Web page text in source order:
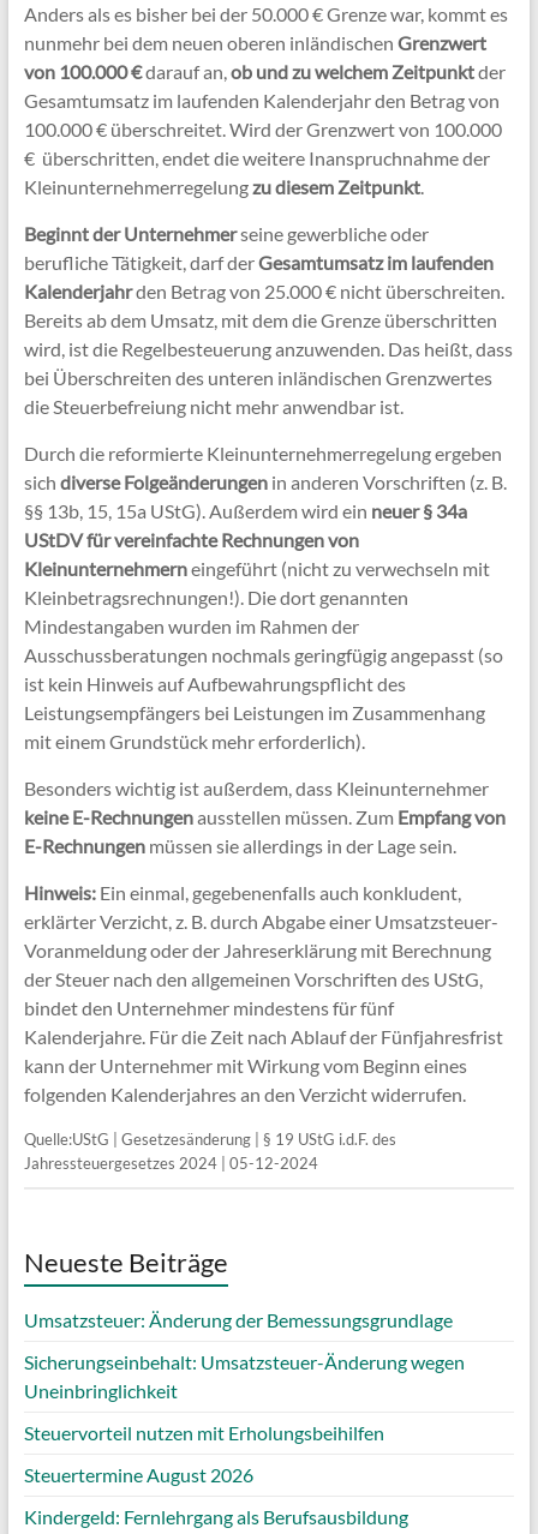
Anders als es bisher bei der 50.000 € Grenze war, kommt es
nunmehr bei dem neuen oberen inländischen Grenzwert
von 100.000 €darauf an,ob und zu welchem Zeitpunktder
Gesamtumsatz im laufenden Kalenderjahr den Betrag von
100.000 € überschreitet. Wird der Grenzwert von 100.000
€ überschritten, endet die weitere Inanspruchnahme der
Kleinunternehmerregelungzu diesem Zeitpunkt.
Beginnt der Unternehmerseine gewerbliche oder
berufliche Tätigkeit, darf derGesamtumsatz im laufenden
Kalenderjahrden Betrag von 25.000 € nicht überschreiten.
Bereits ab dem Umsatz, mit dem die Grenze überschritten
wird, ist die Regelbesteuerung anzuwenden. Das heißt, dass
bei Überschreiten des unteren inländischen Grenzwertes
die Steuerbefreiung nicht mehr anwendbar ist.
Durch die reformierte Kleinunternehmerregelung ergeben
sich diverse Folgeänderungenin anderen Vorschriften (z. B.
§§ 13b, 15, 15a UStG). Außerdem wird ein neuer § 34a
UStDV für vereinfachte Rechnungen von
Kleinunternehmerneingeführt (nicht zu verwechseln mit
Kleinbetragsrechnungen!). Die dort genannten
Mindestangaben wurden im Rahmen der
Ausschussberatungen nochmals geringfügig angepasst (so
ist kein Hinweis auf Aufbewahrungspflicht des
Leistungsempfängers bei Leistungen im Zusammenhang
mit einem Grundstück mehr erforderlich).
Besonders wichtig ist außerdem, dass Kleinunternehmer
keine E-Rechnungenausstellen müssen. Zum Empfang von
E-Rechnungenmüssen sie allerdings in der Lage sein.
Hinweis:Ein einmal, gegebenenfalls auch konkludent,
erklärter Verzicht, z. B. durch Abgabe einer Umsatzsteuer-
Voranmeldung oder der Jahreserklärung mit Berechnung
der Steuer nach den allgemeinen Vorschriften des UStG,
bindet den Unternehmer mindestens für fünf
Kalenderjahre. Für die Zeit nach Ablauf der Fünfjahresfrist
kann der Unternehmer mit Wirkung vom Beginn eines
folgenden Kalenderjahres an den Verzicht widerrufen.
Quelle:UStG | Gesetzesänderung | § 19 UStG i.d.F. des
Jahressteuergesetzes 2024 | 05-12-2024
Neueste Beiträge
Umsatzsteuer: Änderung der Bemessungsgrundlage
Sicherungseinbehalt: Umsatzsteuer-Änderung wegen
Uneinbringlichkeit
Steuervorteil nutzen mit Erholungsbeihilfen
Steuertermine August 2026
Kindergeld: Fernlehrgang als Berufsausbildung